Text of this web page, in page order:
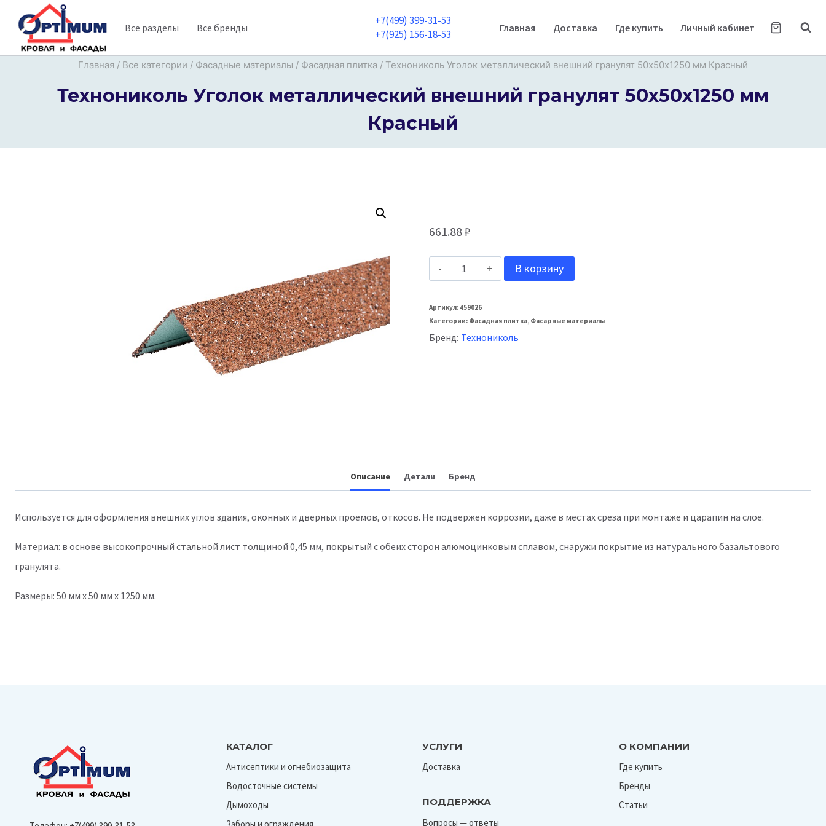
содержимому
Все разделы Все бренды
+7(499) 399-31-53
+7(925) 156-18-53
Главная Доставка Где купить Личный кабинет
Главная / Все категории / Фасадные материалы / Фасадная плитка / Технониколь Уголок металлический внешний гранулят 50х50х1250 мм Красный
Технониколь Уголок металлический внешний гранулят 50х50х1250 мм
Красный
661.88₽
Количество
Технониколь
Уголок
металлический
В корзину
Артикул: 459026
Категории: Фасадная плитка, Фасадные материалы
Бренд: Технониколь
Описание Детали Бренд
Используется для оформления внешних углов здания, оконных и дверных проемов, откосов. Не подвержен коррозии, даже в местах среза при монтаже и царапин на слое.
Материал: в основе высокопрочный стальной лист толщиной 0,45 мм, покрытый с обеих сторон алюмоцинковым сплавом, снаружи покрытие из натурального базальтового
гранулята.
Размеры: 50 мм х 50 мм х 1250 мм.
КАТАЛОГ
Антисептики и огнебиозащита
Водосточные системы
Дымоходы
УСЛУГИ
Доставка
ПОДДЕРЖКА
Вопросы — ответы
О КОМПАНИИ
Где купить
Бренды
Статьи